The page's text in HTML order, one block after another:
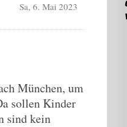
Sa, 6. Mai 2023
München, um
sollen Kinder
sind kein